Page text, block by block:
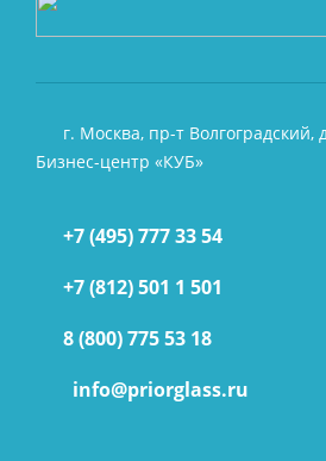
г. Москва, пр-т Волгоградский,
Бизнес-центр «КУБ»
+7 (495) 777 33 54
+7 (812) 501 1 501
8 (800) 775 53 18
info@priorglass.ru